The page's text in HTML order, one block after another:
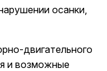
осанки,
двигательного
и возможные